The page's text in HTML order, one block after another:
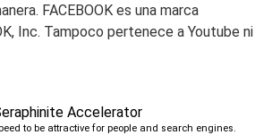
FACEBOOK es una marca
Inc. Tampoco pertenece a Youtube ni
Accelerator
to be attractive for people and search engines.